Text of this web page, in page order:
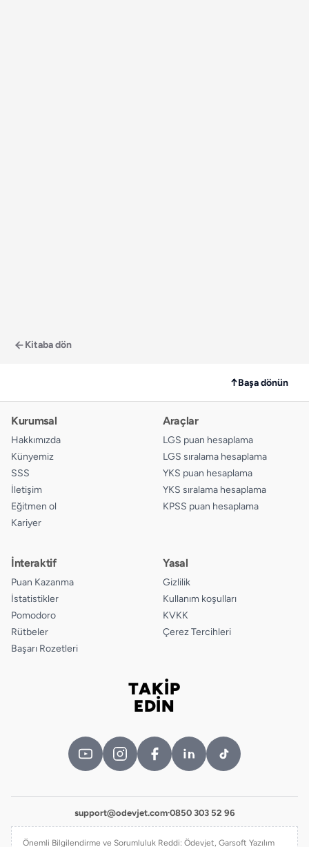
Kitaba dön
↑Başa dönün
Kurumsal
Hakkımızda
Künyemiz
SSS
İletişim
Eğitmen ol
Kariyer
Araçlar
LGS puan hesaplama
LGS sıralama hesaplama
YKS puan hesaplama
YKS sıralama hesaplama
KPSS puan hesaplama
İnteraktif
Puan Kazanma
İstatistikler
Pomodoro
Rütbeler
Başarı Rozetleri
Yasal
Gizlilik
Kullanım koşulları
KVKK
Çerez Tercihleri
TAKİP
EDİN
support@odevjet.com·0850 303 52 96
Önemli Bilgilendirme ve Sorumluluk Reddi: Ödevjet, Garsoft Yazılım